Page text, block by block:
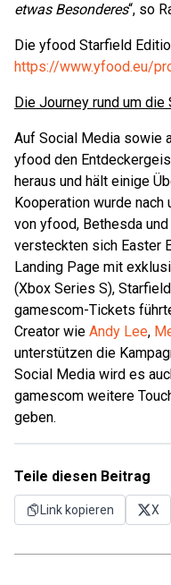
etwas Besonderes“, so
Die yfood Starfield
https://www.yfood.eu/
Die Journey rund um
Auf Social Media sowie
yfood den
heraus und hält einige
Kooperation wurde nach
von yfood, Bethesda
versteckten sich Easter
Landing Page mit
(Xbox Series S),
gamescom-Tickets
Creator wie Andy Lee,
unterstützen die
Social Media wird es
gamescom weitere
geben.
Teile diesen Beitrag
Link kopieren X